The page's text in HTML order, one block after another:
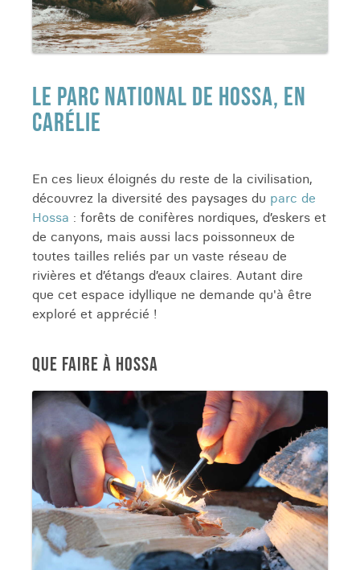
LE PARC NATIONAL DE HOSSA, EN
CARÉLIE
En ces lieux éloignés du reste de la civilisation,
découvrez la diversité des paysages du parc de
Hossa : forêts de conifères nordiques, d’eskers et
de canyons, mais aussi lacs poissonneux de
toutes tailles reliés par un vaste réseau de
rivières et d’étangs d’eaux claires. Autant dire
que cet espace idyllique ne demande qu'à être
exploré et apprécié !
QUE FAIRE À HOSSA